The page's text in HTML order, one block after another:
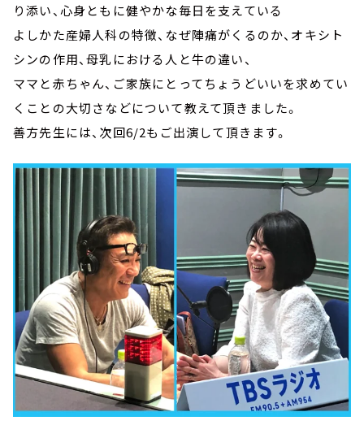
り添い、心身ともに健やかな毎日を支えている
よしかた産婦人科の特徴、なぜ陣痛がくるのか、オキシト
シンの作用、母乳における人と牛の違い、
ママと赤ちゃん、ご家族にとってちょうどいいを求めてい
くことの大切さなどについて教えて頂きました。
善方先生には、次回6/2もご出演して頂きます。